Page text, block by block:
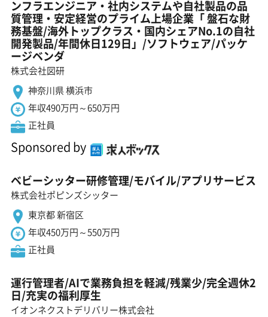
ンフラエンジニア・社内システムや自社製品の品
質管理・安定経営のプライム上場企業「 盤石な財
務基盤/海外トップクラス・国内シェアNo.1の自社
開発製品/年間休日129日」/ソフトウェア/パッケ
ージベンダ
株式会社図研
神奈川県 横浜市
年収490万円～650万円
正社員
Sponsored by
ベビーシッター研修管理/モバイル/アプリサービス
株式会社ポピンズシッター
東京都 新宿区
年収450万円～550万円
正社員
運行管理者/AIで業務負担を軽減/残業少/完全週休2
日/充実の福利厚生
イオンネクストデリバリー株式会社